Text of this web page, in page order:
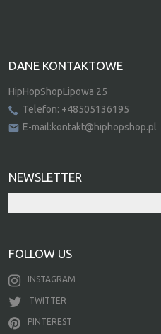
DANE KONTAKTOWE
HipHopShopLipowa 25
Telefon: +48505136195
E-mail:kontakt@hiphopshop.pl
NEWSLETTER
FOLLOW US
INSTAGRAM
TWITTER
PINTEREST